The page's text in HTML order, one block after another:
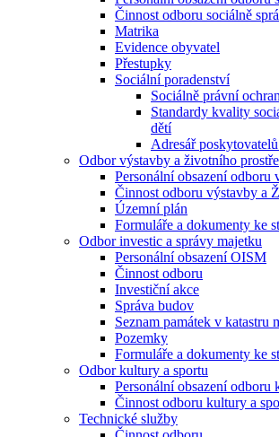
Činnost odboru sociálně
Matrika
Evidence obyvatel
Přestupky
Sociální poradenství
Sociálně právní
Standardy kvality
dětí
Adresář
Odbor výstavby a životního
Personální obsazení odboru
Činnost odboru výstavby a
Územní plán
Formuláře a dokumenty ke
Odbor investic a správy majetku
Personální obsazení OISM
Činnost odboru
Investiční akce
Správa budov
Seznam památek v katastru
Pozemky
Formuláře a dokumenty ke
Odbor kultury a sportu
Personální obsazení odboru
Činnost odboru kultury a
Technické služby